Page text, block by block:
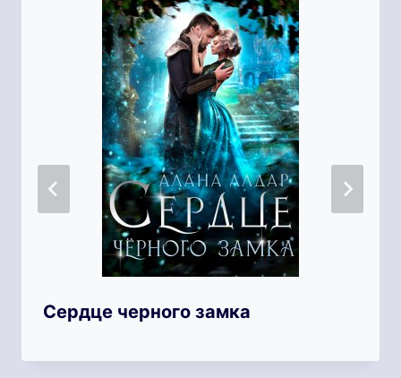
Сердце черного замка